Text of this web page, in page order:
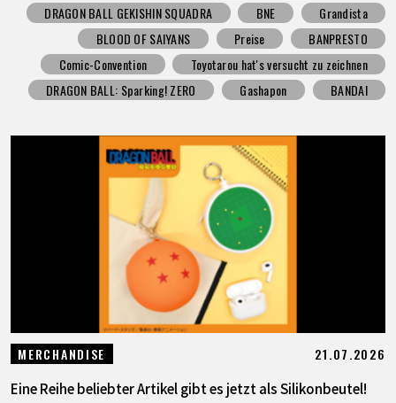
DRAGON BALL GEKISHIN SQUADRA
BNE
Grandista
BLOOD OF SAIYANS
Preise
BANPRESTO
Comic-Convention
Toyotarou hat's versucht zu zeichnen
DRAGON BALL: Sparking! ZERO
Gashapon BANDAI
MERCHANDISE 21.07.2026
Eine Reihe beliebter Artikel gibt es jetzt als Silikonbeutel!